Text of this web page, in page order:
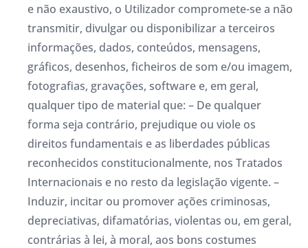
e não exaustivo, o Utilizador compromete-se a não
transmitir, divulgar ou disponibilizar a terceiros
informações, dados, conteúdos, mensagens,
gráficos, desenhos, ficheiros de som e/ou imagem,
fotografias, gravações, software e, em geral,
qualquer tipo de material que: – De qualquer
forma seja contrário, prejudique ou viole os
direitos fundamentais e as liberdades públicas
reconhecidos constitucionalmente, nos Tratados
Internacionais e no resto da legislação vigente. –
Induzir, incitar ou promover ações criminosas,
depreciativas, difamatórias, violentas ou, em geral,
contrárias à lei, à moral, aos bons costumes